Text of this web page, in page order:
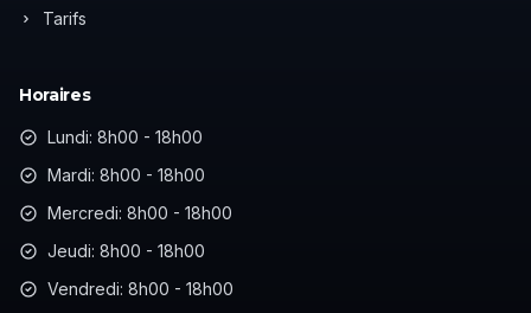
Tarifs
Horaires
Lundi: 8h00 - 18h00
Mardi: 8h00 - 18h00
Mercredi: 8h00 - 18h00
Jeudi: 8h00 - 18h00
Vendredi: 8h00 - 18h00